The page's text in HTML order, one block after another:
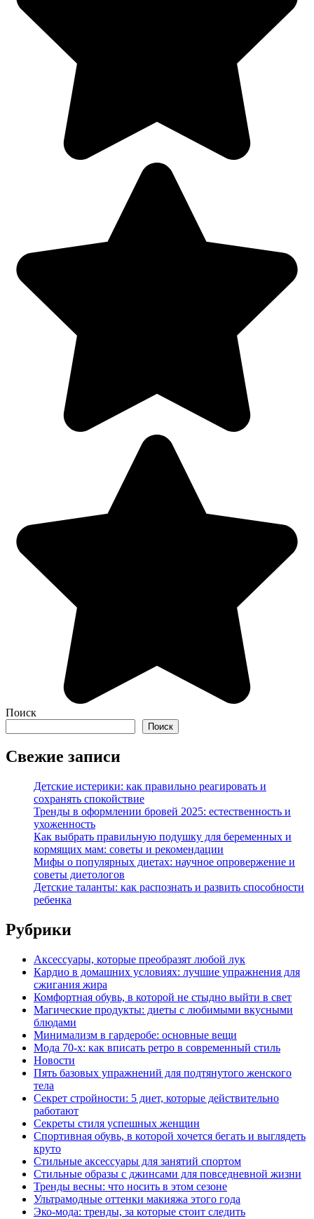
Поиск
Поиск
Свежие записи
Детские истерики: как правильно реагировать и
сохранять спокойствие
Тренды в оформлении бровей 2025: естественность и
ухоженность
Как выбрать правильную подушку для беременных и
кормящих мам: советы и рекомендации
Мифы о популярных диетах: научное опровержение и
советы диетологов
Детские таланты: как распознать и развить способности
ребенка
Рубрики
Аксессуары, которые преобразят любой лук
Кардио в домашних условиях: лучшие упражнения для
сжигания жира
Комфортная обувь, в которой не стыдно выйти в свет
Магические продукты: диеты с любимыми вкусными
блюдами
Минимализм в гардеробе: основные вещи
Мода 70-х: как вписать ретро в современный стиль
Новости
Пять базовых упражнений для подтянутого женского
тела
Секрет стройности: 5 диет, которые действительно
работают
Секреты стиля успешных женщин
Спортивная обувь, в которой хочется бегать и выглядеть
круто
Стильные аксессуары для занятий спортом
Стильные образы с джинсами для повседневной жизни
Тренды весны: что носить в этом сезоне
Ультрамодные оттенки макияжа этого года
Эко-мода: тренды, за которые стоит следить